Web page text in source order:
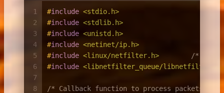
1
2
3
4
5
6
7
8
#include <stdio.h>
#include <stdlib.h>
#include <unistd.h>
#include <netinet/ip.h>
#include <linux/netfilter.h>
/* for
#include <libnetfilter_queue/
/* Callback function to process packets */